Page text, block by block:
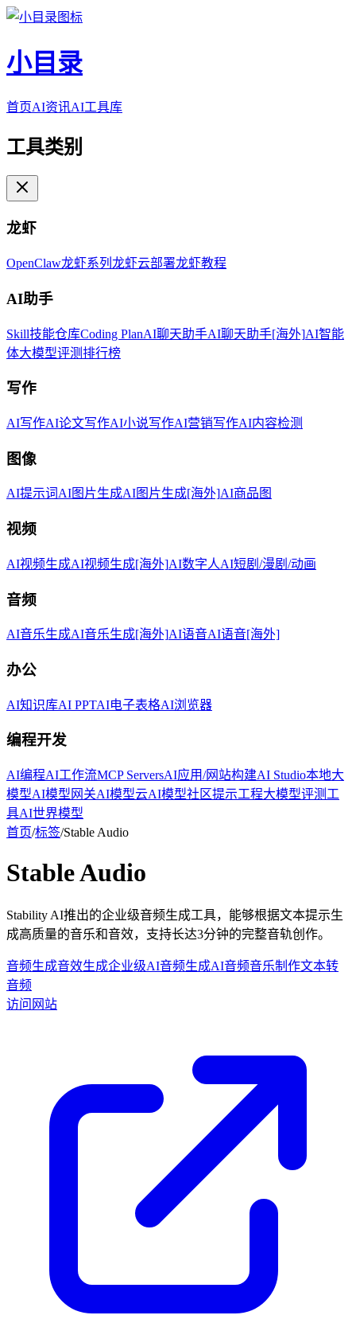
小目录
首页AI资讯AI工具库
工具类别
龙虾
OpenClaw龙虾系列 龙虾云部署龙虾教程
AI助手
Skill技能仓库Coding PlanAI聊天助手AI聊天助手[海外]AI智能
体大模型评测排行榜
写作
AI写作AI论文写作AI小说写作AI营销写作AI内容检测
图像
AI提示词AI图片生成AI图片生成[海外]AI商品图
视频
AI视频生成AI视频生成[海外]AI数字人AI短剧/漫剧/动画
音频
AI音乐生成AI音乐生成[海外]AI语音AI语音[海外]
办公
AI知识库AI PPTAI电子表格AI浏览器
编程开发
AI编程AI工作流MCP ServersAI应用/网站构建AI Studio本地大
模型AI模型网关AI模型云AI模型社区提示工程大模型评测工
具AI世界模型
首页/标签/Stable Audio
Stable Audio
Stability AI推出的企业级音频生成工具，能够根据文本提示生
成高质量的音乐和音效，支持长达3分钟的完整音轨创作。
音频生成音效生成企业级AI音频生成AI音频音乐制作文本转
音频
访问网站